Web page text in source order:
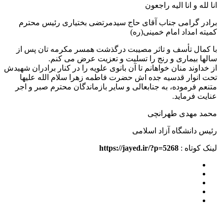
انا لله و انا الیه راجعون
برادر گرامی جناب آقای حاج سیدمرتضی بختیاری رئیس محترم
کمیته امداد امام خمینی(ره)
با کمال تأسف و تاثر مصیبت درگذشت همسر مکرمه تان پس از
سالها بیماری و رنج را تسلیت و تعزیت عرض می کنم.
از خداوند منان خواهانم تا آن بانوی علویه را در کنار برادران شهیدش
تحت انوار قدسیه جده اش حضرت فاطمه زهرا سلام الله علیها
متنعم فرموده، به جنابعالی و سایر بازماندگان محترم صبر و اجر
عنایت فرماید.
محمد مهدی طهرانچی
رئیس دانشگاه آزاد اسلامی
لینک کوتاه : https://jayed.ir/?p=5268